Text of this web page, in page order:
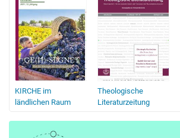
KIRCHE im
ländlichen Raum
Theologische
Literaturzeitung